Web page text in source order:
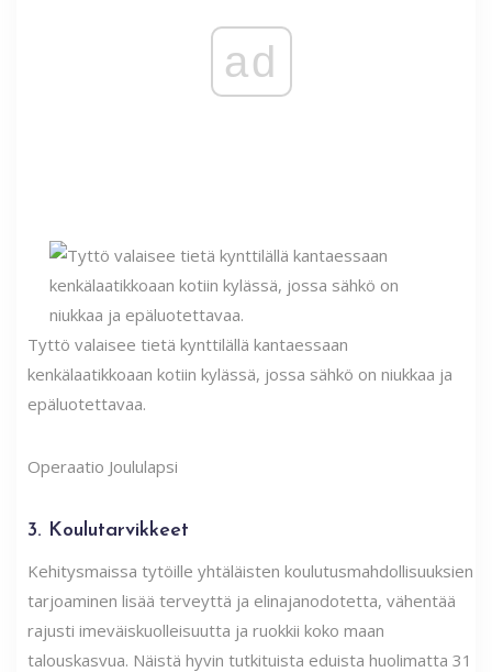
ad
Tyttö valaisee tietä kynttilällä kantaessaan
kenkälaatikkoaan kotiin kylässä, jossa sähkö on niukkaa ja
epäluotettavaa.
Operaatio Joululapsi
3. Koulutarvikkeet
Kehitysmaissa tytöille yhtäläisten koulutusmahdollisuuksien
tarjoaminen lisää terveyttä ja elinajanodotetta, vähentää
rajusti imeväiskuolleisuutta ja ruokkii koko maan
talouskasvua. Näistä hyvin tutkituista eduista huolimatta 31